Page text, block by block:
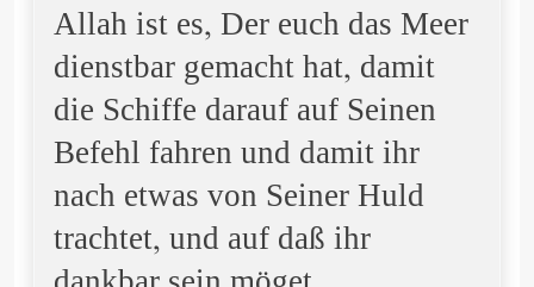
Allah ist es, Der euch das Meer
dienstbar gemacht hat, damit
die Schiffe darauf auf Seinen
Befehl fahren und damit ihr
nach etwas von Seiner Huld
trachtet, und auf daß ihr